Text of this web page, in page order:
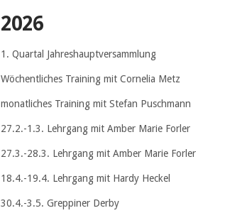
2026
1. Quartal Jahreshauptversammlung
Wöchentliches Training mit Cornelia Metz
monatliches Training mit Stefan Puschmann
27.2.-1.3. Lehrgang mit Amber Marie Forler
27.3.-28.3. Lehrgang mit Amber Marie Forler
18.4.-19.4. Lehrgang mit Hardy Heckel
30.4.-3.5. Greppiner Derby